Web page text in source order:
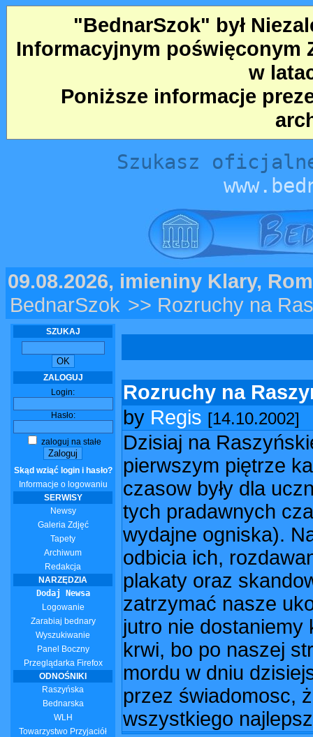
"BednarSzok" był
Informacyjnym poświęconym
w
Poniższe informacje
Szukasz
09.08.2026, imieniny Klary,
BednarSzok >> Rozruchy na
SZUKAJ
ZALOGUJ
Login:
Hasło:
zaloguj na stałe
Skąd wziąć login i hasło?
Informacje o logowaniu
SERWISY
Newsy
Galeria Zdjęć
Tapety
Archiwum
Redakcja
NARZĘDZIA
Dodaj Newsa
Logowanie
Zarabiaj bednary
Wyszukiwanie
Panel Boczny
Przeglądarka Firefox
ODNOŚNIKI
Raszyńska
Bednarska
WLH
Towarzystwo Przyjaciół
Rozruchy na
by Regis [14.10.2002]
Dzisiaj na
pierwszym piętrze
czasow były dla
tych pradawnych
wydajne ogniska).
odbicia ich,
plakaty oraz
zatrzymać nasze
jutro nie dostaniemy
krwi, bo po naszej
mordu w dniu
przez świadomosc,
wszystkiego